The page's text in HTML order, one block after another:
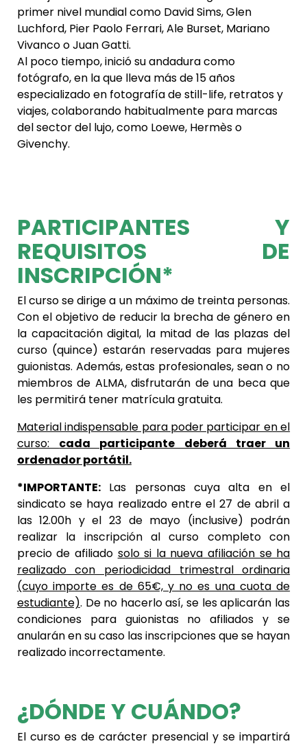
primer nivel mundial como David Sims, Glen
Luchford, Pier Paolo Ferrari, Ale Burset, Mariano
Vivanco o Juan Gatti.
Al poco tiempo, inició su andadura como
fotógrafo, en la que lleva más de 15 años
especializado en fotografía de still-life, retratos y
viajes, colaborando habitualmente para marcas
del sector del lujo, como Loewe, Hermès o
Givenchy.
PARTICIPANTES Y
REQUISITOS DE
INSCRIPCIÓN*
El curso se dirige a un máximo de treinta personas.
Con el objetivo de reducir la brecha de género en
la capacitación digital, la mitad de las plazas del
curso (quince) estarán reservadas para mujeres
guionistas. Además, estas profesionales, sean o no
miembros de ALMA, disfrutarán de una beca que
les permitirá tener matrícula gratuita.
Material indispensable para poder participar en el
curso: cada participante deberá traer un
ordenador portátil.
*IMPORTANTE:Las personas cuya alta en el
sindicato se haya realizado entre el 27 de abril a
las 12.00h y el 23 de mayo (inclusive) podrán
realizar la inscripción al curso completo con
precio de afiliado solo si la nueva afiliación se ha
realizado con periodicidad trimestral ordinaria
(cuyo importe es de 65€, y no es una cuota de
estudiante). De no hacerlo así, se les aplicarán las
condiciones para guionistas no afiliados y se
anularán en su caso las inscripciones que se hayan
realizado incorrectamente.
¿DÓNDE Y CUÁNDO?
El curso es de carácter presencial y se impartirá